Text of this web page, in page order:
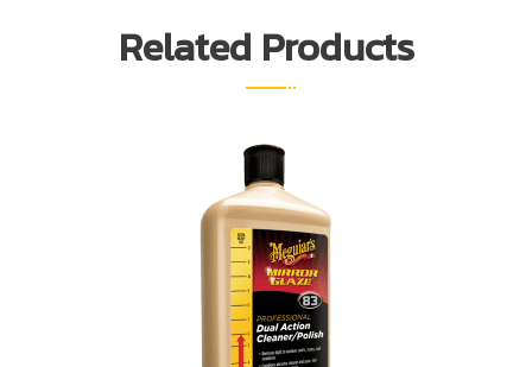
Related Products